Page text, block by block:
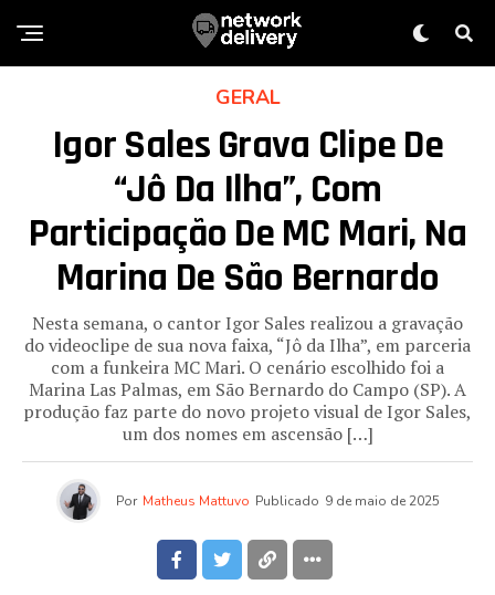
GERAL
Igor Sales Grava Clipe De
“Jô Da Ilha”, Com
Participação De MC Mari, Na
Marina De São Bernardo
Nesta semana, o cantor Igor Sales realizou a gravação
do videoclipe de sua nova faixa, “Jô da Ilha”, em parceria
com a funkeira MC Mari. O cenário escolhido foi a
Marina Las Palmas, em São Bernardo do Campo (SP). A
produção faz parte do novo projeto visual de Igor Sales,
um dos nomes em ascensão […]
Por Matheus Mattuvo Publicado 9 de maio de 2025